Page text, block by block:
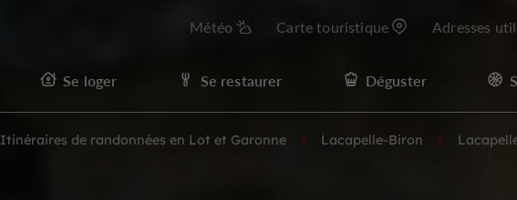
Météo Carte touristique Adresses
Se loger Se restaurer Déguster
Itinéraires de randonnées en Lot et Garonne Lacapelle-Biron